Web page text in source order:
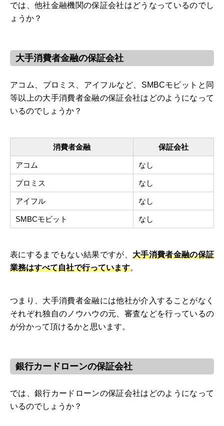
では、他社金融機関の保証会社はどうなっているのでし
ょうか？
大手消費者金融の保証会社
アコム、プロミス、アイフルなど、SMBCモビットと同
等以上の大手消費者金融の保証会社はどのようになって
いるのでしょうか？
消費者金融 保証会社
アコム なし
プロミス なし
アイフル なし
SMBCモビット なし
表にするまでもない結果ですが、 大手消費者金融の保証
業務はすべて自社で行っています。
つまり、大手消費者金融には他社が介入することがなく
それぞれ独自のノウハウの元、審査などを行っているの
が分かって頂けるかと思います。
銀行カードローンの保証会社
では、銀行カードローンの保証会社はどのようになって
いるのでしょうか？